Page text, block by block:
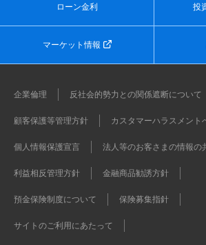
ローン金利 投
マーケット情報
企業倫理 反社会的勢力との関係遮断について
顧客保護等管理方針 カスタマーハラスメント
個人情報保護宣言 法人等のお客さまの情報の
利益相反管理方針 金融商品勧誘方針
預金保険制度について 保険募集指針
サイトのご利用にあたって